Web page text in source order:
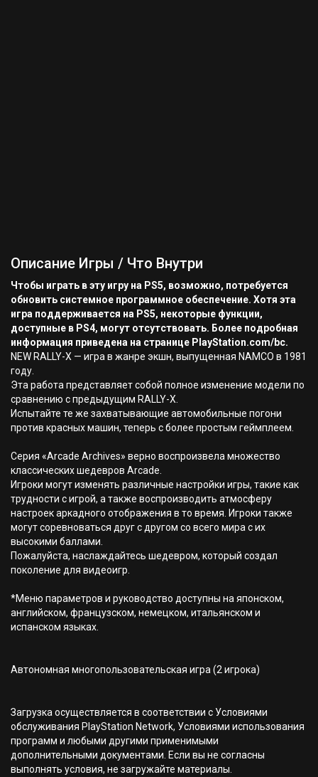
Описание Игры / Что Внутри
Чтобы играть в эту игру на PS5, возможно, потребуется
обновить системное программное обеспечение. Хотя эта
игра поддерживается на PS5, некоторые функции,
доступные в PS4, могут отсутствовать. Более подробная
информация приведена на странице PlayStation.com/bc.
NEW RALLY-X — игра в жанре экшн, выпущенная NAMCO в 1981
году.
Эта работа представляет собой полное изменение модели по
сравнению с предыдущим RALLY-X.
Испытайте те же захватывающие автомобильные погони
против красных машин, теперь с более простым геймплеем.
Серия «Arcade Archives» верно воспроизвела множество
классических шедевров Arcade.
Игроки могут изменять различные настройки игры, такие как
трудности с игрой, а также воспроизводить атмосферу
настроек аркадного отображения в то время. Игроки также
могут соревноваться друг с другом со всего мира с их
высокими баллами.
Пожалуйста, наслаждайтесь шедевром, который создал
поколение для видеоигр.
*Меню параметров и руководство доступны на японском,
английском, французском, немецком, итальянском и
испанском языках.
Автономная многопользовательская игра (2 игрока)
Загрузка осуществляется в соответствии с Условиями
обслуживания PlayStation Network, Условиями использования
программ и любыми другими применимыми
дополнительными документами. Если вы не согласны
выполнять условия, не загружайте материалы.